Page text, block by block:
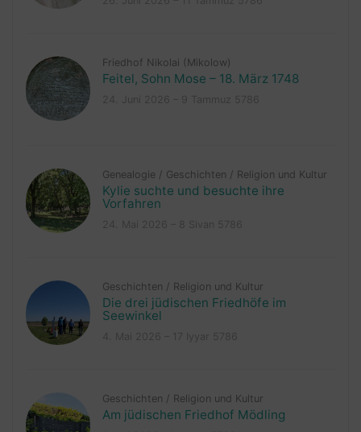
Friedhof Nikolai (Mikolow)
Feitel, Sohn Mose – 18. März 1748
Genealogie / Geschichten / Religion und Kultur
Kylie suchte und besuchte ihre
Vorfahren
Geschichten / Religion und Kultur
Die drei jüdischen Friedhöfe im
Seewinkel
Geschichten / Religion und Kultur
Am jüdischen Friedhof Mödling